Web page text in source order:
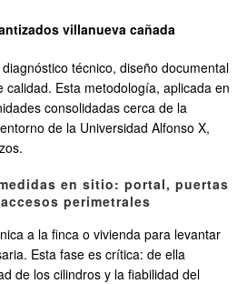
villanueva cañada
técnico, diseño documental
calidad. Esta metodología, aplicada en
consolidadas cerca de la
de la Universidad Alfonso X,
en sitio: portal, puertas
perimetrales
a la finca o vivienda para levantar
Esta fase es crítica: de ella
de los cilindros y la fiabilidad del